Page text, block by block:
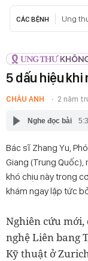
CÁC BỆNH Ung
5 dấu hiệu khi
CHÂU ANH 2 năm
Nghe đọc bài
Bác sĩ Zhang Yu,
Giang (Trung
khó chịu này trong
khám ngay lập tức
Nghiên cứu mới,
nghệ Liên bang
Kỹ thuật ở